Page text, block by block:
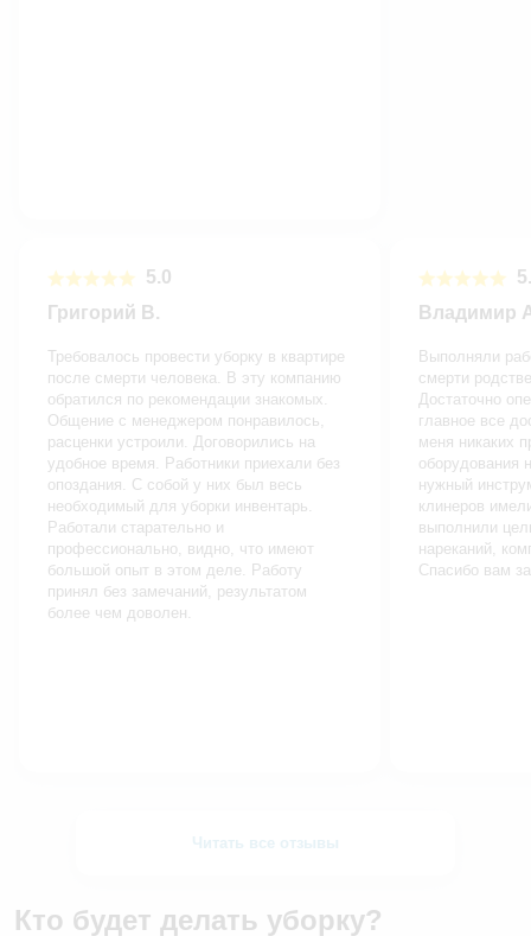
5.0
Григорий В.
Требовалось провести уборку в квартире
после смерти человека. В эту компанию
обратился по рекомендации знакомых.
Общение с менеджером понравилось,
расценки устроили. Договорились на
удобное время. Работники приехали без
опоздания. С собой у них был весь
необходимый для уборки инвентарь.
Работали старательно и
профессионально, видно, что имеют
большой опыт в этом деле. Работу
принял без замечаний, результатом
более чем доволен.
Владимир
Выполняли
смерти
Достаточно
главное все
меня никаких
оборудования
нужный
клинеров
выполнили
нареканий,
Спасибо вам
Читать все отзывы
Кто будет делать уборку?